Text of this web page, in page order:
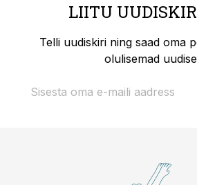
LIITU
Telli uudiskiri ning saad oma
olulisemad